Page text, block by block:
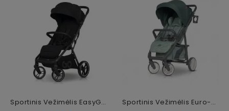
Sportinis Vežimėlis EasyGo Zoya Ebony Black Sportinis Vežimėlis Euro-Cart Flex Jungle